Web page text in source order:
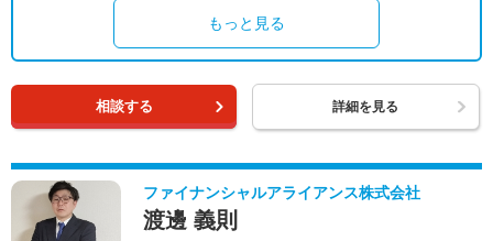
もっと見る
相談する 詳細を見る
ファイナンシャルアライアンス株式会社
渡邊 義則